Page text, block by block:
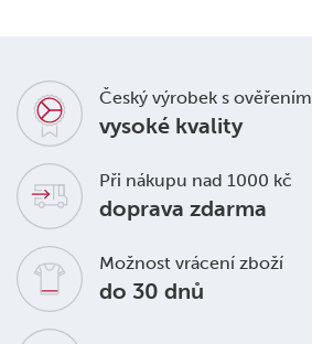
Český výrobek s ověřením
vysoké kvality
Při nákupu nad 1000 kč
doprava zdarma
Možnost vrácení zboží
do 30 dnů